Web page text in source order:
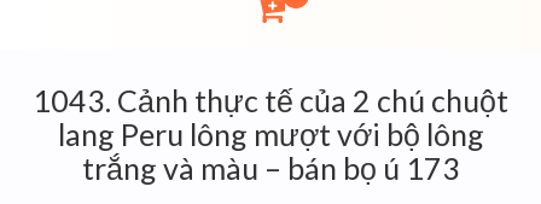
1043. Cảnh thực tế của 2 chú chuột
lang Peru lông mượt với bộ lông
trắng và màu – bán bọ ú 173